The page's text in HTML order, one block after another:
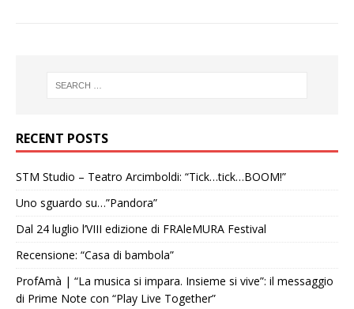
RECENT POSTS
STM Studio – Teatro Arcimboldi: “Tick…tick…BOOM!”
Uno sguardo su…”Pandora”
Dal 24 luglio l’VIII edizione di FRAleMURA Festival
Recensione: “Casa di bambola”
ProfAmà | “La musica si impara. Insieme si vive”: il messaggio
di Prime Note con “Play Live Together”